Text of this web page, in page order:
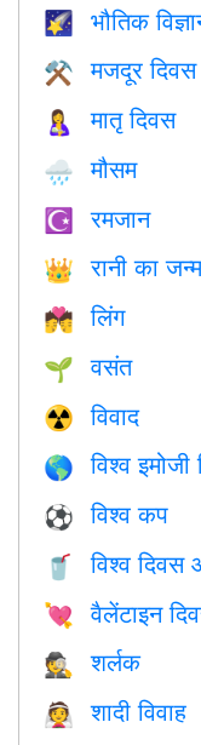
🌠 भौतिक
⚒️ मजदूर दिवस
🤱 मातृ दिवस
🌧 मौसम
☪️ रमजान
👑 रानी का
💏 लिंग
🌱 वसंत
☢️ विवाद
🌎 विश्व
⚽ विश्व कप
🥤 विश्व दिवस
💘 वैलेंटाइन
🕵️ शर्लक
👰 शादी विवाह